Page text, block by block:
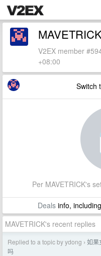
MAVETRICK
V2EX member
+08:00
Switch
Per MAVETRICK's
Dealsinfo,
MAVETRICK's recent replies
Replied to a topic by ydong › 如果
吗